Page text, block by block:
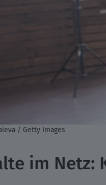
/ Getty Images
im Netz: